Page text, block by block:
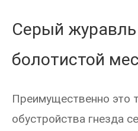
Серый журавль
болотистой
Преимущественно это
обустройства гнезда